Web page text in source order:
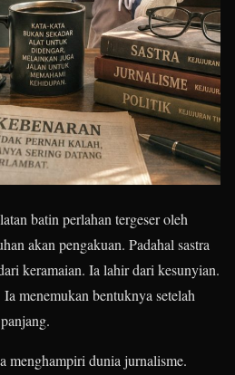
batin perlahan tergeser oleh
akan pengakuan. Padahal sastra
keramaian. Ia lahir dari kesunyian.
menemukan bentuknya setelah
menghampiri dunia jurnalisme.